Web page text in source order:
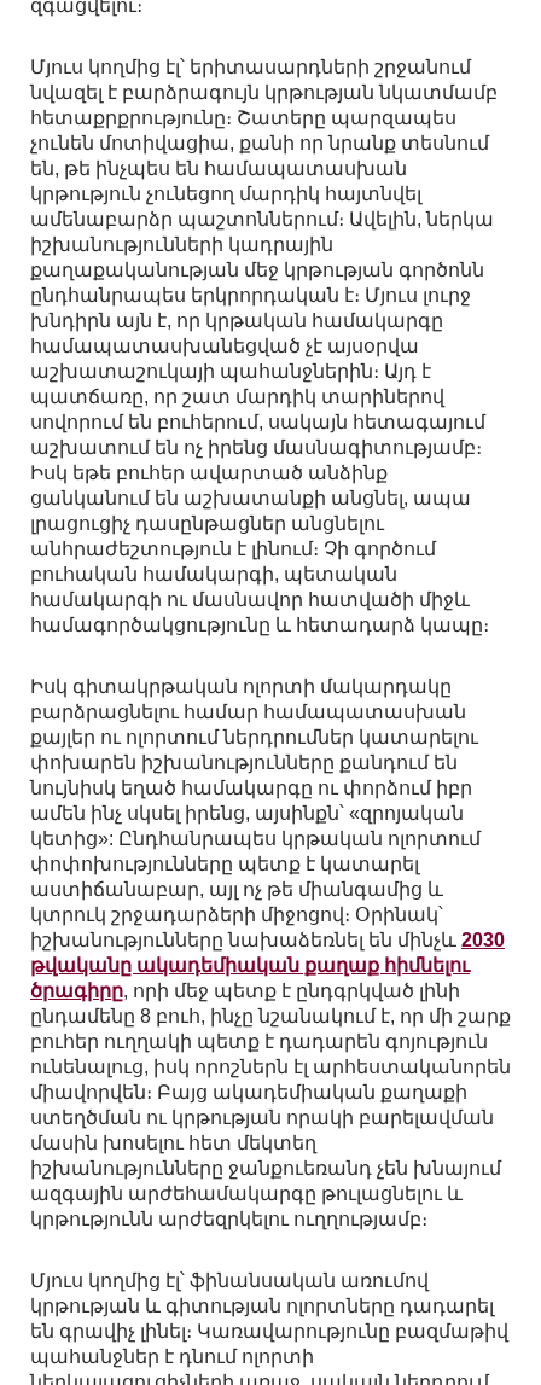
զգացվելու։
Մյուս կողմից էլ՝ երիտասարդների շրջանում
նվազել է բարձրագույն կրթության նկատմամբ
հետաքրքրությունը։ Շատերը պարզապես
չունեն մոտիվացիա, քանի որ նրանք տեսնում
են, թե ինչպես են համապատասխան
կրթություն չունեցող մարդիկ հայտնվել
ամենաբարձր պաշտոններում։ Ավելին, ներկա
իշխանությունների կադրային
քաղաքականության մեջ կրթության գործոնն
ընդհանրապես երկրորդական է։ Մյուս լուրջ
խնդիրն այն է, որ կրթական համակարգը
համապատասխանեցված չէ այսօրվա
աշխատաշուկայի պահանջներին։ Այդ է
պատճառը, որ շատ մարդիկ տարիներով
սովորում են բուհերում, սակայն հետագայում
աշխատում են ոչ իրենց մասնագիտությամբ։
Իսկ եթե բուհեր ավարտած անձինք
ցանկանում են աշխատանքի անցնել, ապա
լրացուցիչ դասընթացներ անցնելու
անհրաժեշտություն է լինում։ Չի գործում
բուհական համակարգի, պետական
համակարգի ու մասնավոր հատվածի միջև
համագործակցությունը և հետադարձ կապը։
Իսկ գիտակրթական ոլորտի մակարդակը
բարձրացնելու համար համապատասխան
քայլեր ու ոլորտում ներդրումներ կատարելու
փոխարեն իշխանությունները քանդում են
նույնիսկ եղած համակարգը ու փորձում իբր
ամեն ինչ սկսել իրենց, այսինքն՝ «զրոյական
կետից»: Ընդհանրապես կրթական ոլորտում
փոփոխությունները պետք է կատարել
աստիճանաբար, այլ ոչ թե միանգամից և
կտրուկ շրջադարձերի միջոցով։ Օրինակ՝
իշխանությունները նախաձեռնել են մինչև 2030
թվականը ակադեմիական քաղաք հիմնելու
ծրագիրը, որի մեջ պետք է ընդգրկված լինի
ընդամենը 8 բուհ, ինչը նշանակում է, որ մի շարք
բուհեր ուղղակի պետք է դադարեն գոյություն
ունենալուց, իսկ որոշներն էլ արհեստականորեն
միավորվեն։ Բայց ակադեմիական քաղաքի
ստեղծման ու կրթության որակի բարելավման
մասին խոսելու հետ մեկտեղ
իշխանությունները ջանքուեռանդ չեն խնայում
ազգային արժեհամակարգը թուլացնելու և
կրթությունն արժեզրկելու ուղղությամբ։
Մյուս կողմից էլ՝ ֆինանսական առումով
կրթության և գիտության ոլորտները դադարել
են գրավիչ լինել։ Կառավարությունը բազմաթիվ
պահանջներ է դնում ոլորտի